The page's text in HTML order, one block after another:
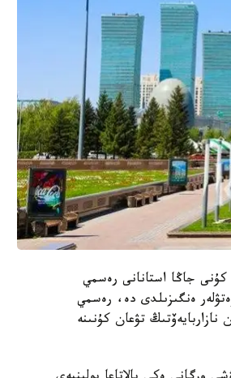
ويتكەنى، 1998 -جىلى ءدال وسى كۇنى جاڭا استانانى رەسمي
زاڭعا تۇزەتۋلەر ەنگىزىلدى دە، رەسمي
تۋعان كۇنىنە